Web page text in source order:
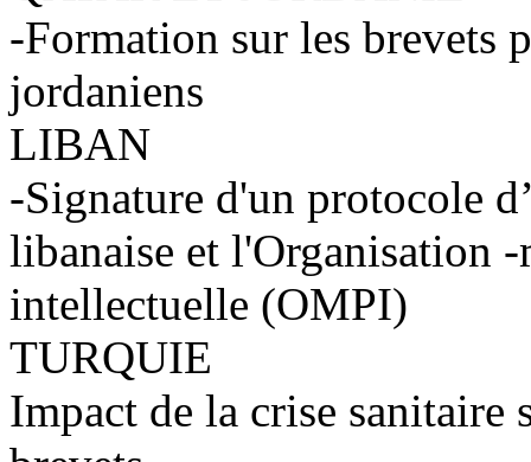
-Formation sur les brevets
jordaniens
LIBAN
-Signature d'un protocole
libanaise et l'Organisation
intellectuelle (OMPI)
TURQUIE
Impact de la crise sanitaire